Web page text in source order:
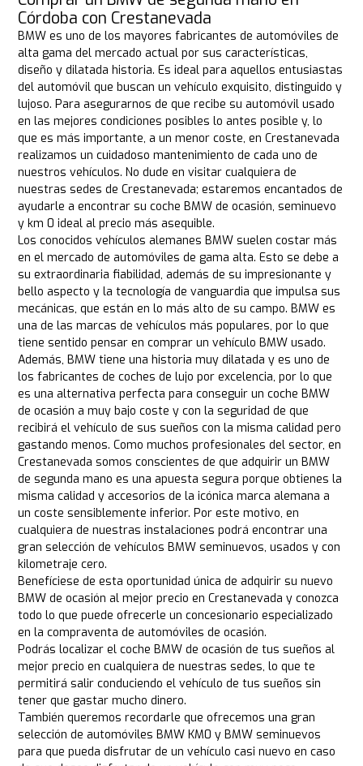
Córdoba con Crestanevada
BMW es uno de los mayores fabricantes de automóviles de
alta gama del mercado actual por sus características,
diseño y dilatada historia. Es ideal para aquellos entusiastas
del automóvil que buscan un vehículo exquisito, distinguido y
lujoso. Para asegurarnos de que recibe su automóvil usado
en las mejores condiciones posibles lo antes posible y, lo
que es más importante, a un menor coste, en Crestanevada
realizamos un cuidadoso mantenimiento de cada uno de
nuestros vehículos. No dude en visitar cualquiera de
nuestras sedes de Crestanevada; estaremos encantados de
ayudarle a encontrar su coche BMW de ocasión, seminuevo
y km 0 ideal al precio más asequible.
Los conocidos vehículos alemanes BMW suelen costar más
en el mercado de automóviles de gama alta. Esto se debe a
su extraordinaria fiabilidad, además de su impresionante y
bello aspecto y la tecnología de vanguardia que impulsa sus
mecánicas, que están en lo más alto de su campo. BMW es
una de las marcas de vehículos más populares, por lo que
tiene sentido pensar en comprar un vehículo BMW usado.
Además, BMW tiene una historia muy dilatada y es uno de
los fabricantes de coches de lujo por excelencia, por lo que
es una alternativa perfecta para conseguir un coche BMW
de ocasión a muy bajo coste y con la seguridad de que
recibirá el vehículo de sus sueños con la misma calidad pero
gastando menos. Como muchos profesionales del sector, en
Crestanevada somos conscientes de que adquirir un BMW
de segunda mano es una apuesta segura porque obtienes la
misma calidad y accesorios de la icónica marca alemana a
un coste sensiblemente inferior. Por este motivo, en
cualquiera de nuestras instalaciones podrá encontrar una
gran selección de vehículos BMW seminuevos, usados y con
kilometraje cero.
Benefíciese de esta oportunidad única de adquirir su nuevo
BMW de ocasión al mejor precio en Crestanevada y conozca
todo lo que puede ofrecerle un concesionario especializado
en la compraventa de automóviles de ocasión.
Podrás localizar el coche BMW de ocasión de tus sueños al
mejor precio en cualquiera de nuestras sedes, lo que te
permitirá salir conduciendo el vehículo de tus sueños sin
tener que gastar mucho dinero.
También queremos recordarle que ofrecemos una gran
selección de automóviles BMW KM0 y BMW seminuevos
para que pueda disfrutar de un vehículo casi nuevo en caso